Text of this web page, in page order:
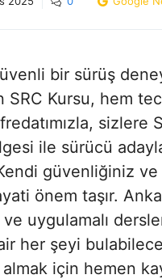
bir sürüş
SRC Kursu, hem
sizlere
ile sürücü
güvenliğiniz ve
önem taşır.
uygulamalı
her şeyi
için hemen